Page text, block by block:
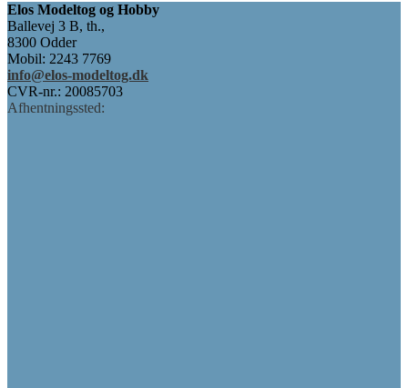
Elos Modeltog og Hobby
Ballevej 3 B, th.,
8300 Odder
Mobil: 2243 7769
info@elos-modeltog.dk
CVR-nr.: 20085703
Afhentningssted: